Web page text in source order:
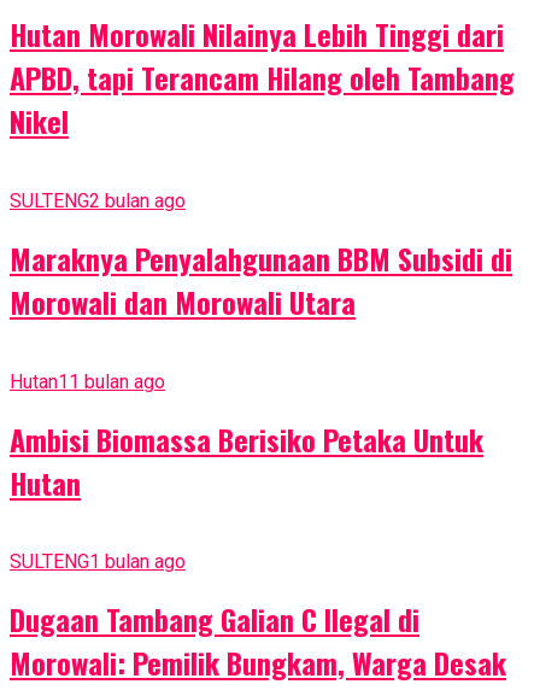
Hutan Morowali Nilainya Lebih Tinggi dari
APBD, tapi Terancam Hilang oleh Tambang
Nikel
SULTENG2 bulan ago
Maraknya Penyalahgunaan BBM Subsidi di
Morowali dan Morowali Utara
Hutan11 bulan ago
Ambisi Biomassa Berisiko Petaka Untuk
Hutan
SULTENG1 bulan ago
Dugaan Tambang Galian C Ilegal di
Morowali: Pemilik Bungkam, Warga Desak